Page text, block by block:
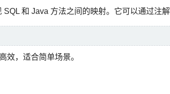
和 Java 方法之间的映射。它可以通过注解
效，适合简单场景。